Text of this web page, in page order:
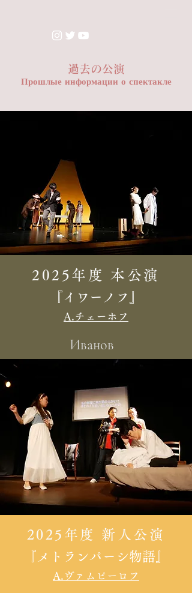
​過去の公演
Прошлые информации о спектакле
2025年度 本公演
『イワーノフ』​
A.チェーホフ
Иванов
2025年度 新人公演
『メトランパーシ物語
A.​ヴァムピーロフ